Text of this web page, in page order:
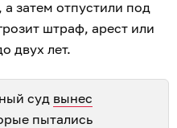
затем отпустили под
штраф, арест или
двух лет.
суд вынес
пытались